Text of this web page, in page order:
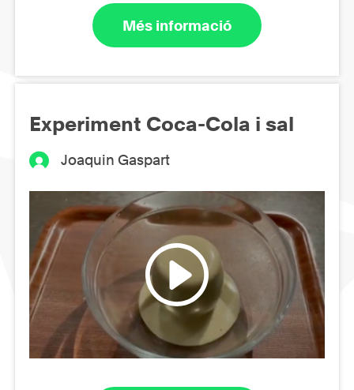
Més informació
Experiment Coca-Cola i sal
Joaquin Gaspart